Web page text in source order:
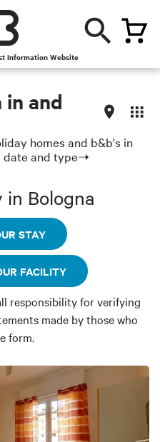
Information Website
and
homes and b&b's in
date and type➝
in Bologna
STAY
FACILITY
responsibility for verifying
made by those who
form.